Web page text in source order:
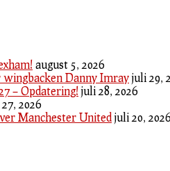
august 5, 2026
Danny Imray juli 29,
– Opdatering! juli 28, 2026
2026
Manchester United juli 20, 2026